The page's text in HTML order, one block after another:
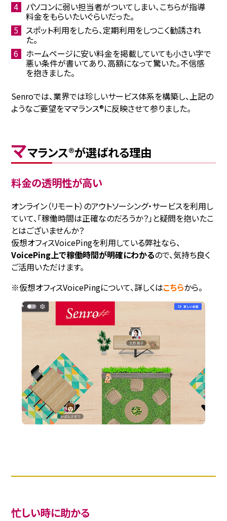
パソコンに弱い担当者がついてしまい、こちらが指導
料金をもらいたいぐらいだった。
スポット利用をしたら、定期利用をしつこく勧誘され
た。
ホームページに安い料金を掲載していても小さい字で
悪い条件が書いてあり、高額になって驚いた。不信感
を抱きました。
Senroでは、業界では珍しいサービス体系を構築し、上記の
ようなご要望をママランス®に反映させて参りました。
ママランス®が選ばれる理由
料金の透明性が高い
オンライン（リモート）のアウトソーシング・サービスを利用し
ていて、「稼働時間は正確なのだろうか？」と疑問を抱いたこ
とはございませんか？
仮想オフィスVoicePingを利用している弊社なら、
VoicePing上で稼働時間が明確にわかるので、気持ち良く
ご活用いただけます。
※仮想オフィスVoicePingについて、詳しくはこちらから。
忙しい時に助かる